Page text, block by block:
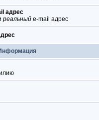
адрес
реальныйe-mail адрес